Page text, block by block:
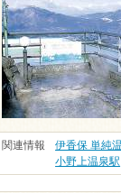
関連情報 伊香保 単純
小野上温泉駅